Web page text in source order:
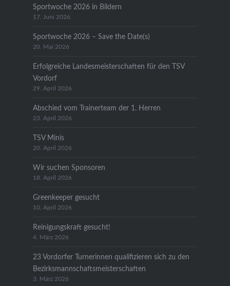
Sportwoche 2026 in Bildern
17. Juni 2026
Sportwoche 2026 – Save the Date(s)
20. Mai 2026
Erfolgreiche Landesmeisterschaften für den TSV
Vordorf
29. April 2026
Abschied vom Trainerteam der 1. Herren
23. April 2026
TSV Minis
20. April 2026
Wir suchen Sponsoren
18. April 2026
Greenkeeper gesucht
10. April 2026
Reinigungskraft gesucht!
4. März 2026
23 Vordorfer Turnerinnen qualifizieren sich zu den
Bezirksmannschaftsmeisterschaften
3. März 2026